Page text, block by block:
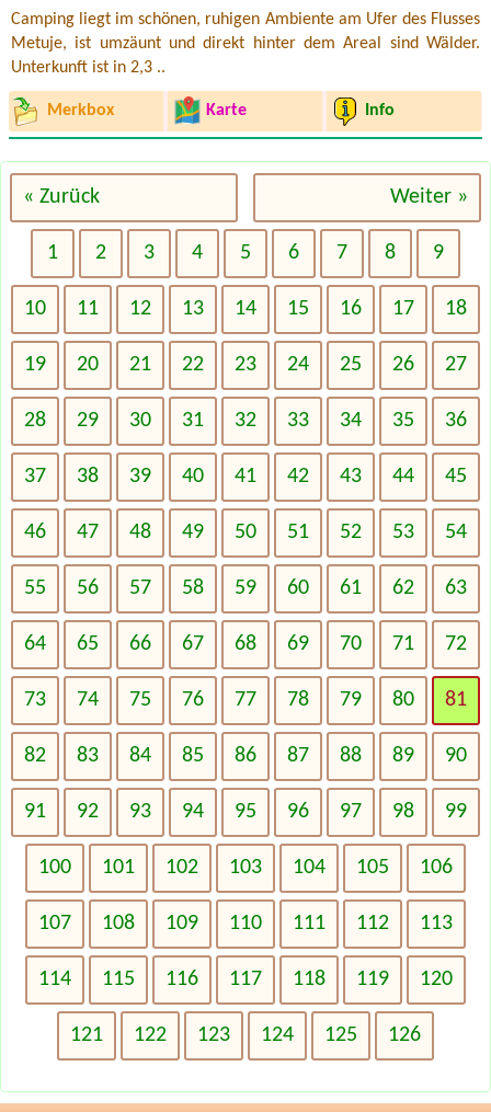
Camping liegt im schönen, ruhigen Ambiente am Ufer des Flusses
Metuje, ist umzäunt und direkt hinter dem Areal sind Wälder.
Unterkunft ist in 2,3 ..
Merkbox Karte Info
« Zurück Weiter »
1 2 3 4 5 6 7 8 9
10 11 12 13 14 15 16 17 18
19 20 21 22 23 24 25 26 27
28 29 30 31 32 33 34 35 36
37 38 39 40 41 42 43 44 45
46 47 48 49 50 51 52 53 54
55 56 57 58 59 60 61 62 63
64 65 66 67 68 69 70 71 72
73 74 75 76 77 78 79 80 81
82 83 84 85 86 87 88 89 90
91 92 93 94 95 96 97 98 99
100 101 102 103 104 105 106
107 108 109 110 111 112 113
114 115 116 117 118 119 120
121 122 123 124 125 126